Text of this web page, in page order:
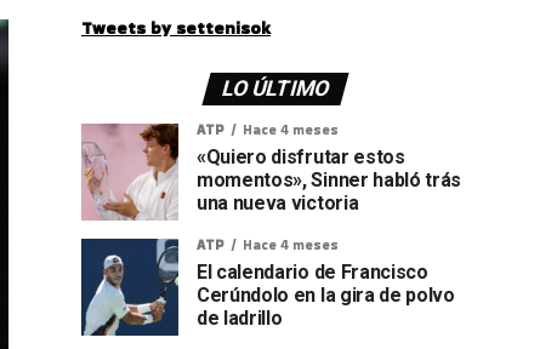
Tweets by settenisok
LO ÚLTIMO
ATP Hace 4 meses
«Quiero disfrutar estos
momentos», Sinner habló trás
una nueva victoria
ATP Hace 4 meses
El calendario de Francisco
Cerúndolo en la gira de polvo
de ladrillo